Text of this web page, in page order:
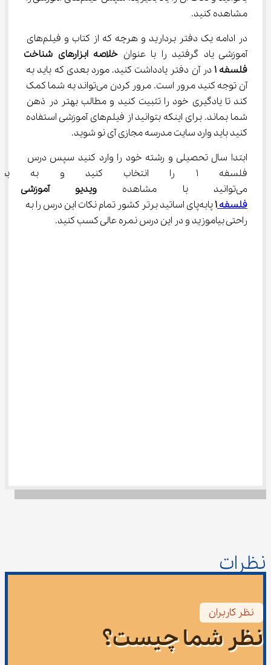
مشاهده کنید.
در ادامه یک دفتر بردارید و هرچه که از کتاب و فیلم‌های
آموزشی یاد گرفتید را با عنوان خلاصه ابزارهای شناخت
فلسفه ۱ در آن دفتر یادداشت کنید. مورد بعدی که باید به
آن توجه کنید مرور است. مرور کردن می‌تواند به شما کمک
کند تا یادگیری خود را تثبیت کنید و مطالب بهتر در ذهن
شما بماند. برای اینکه بتوانید از فیلم‌های آموزشی استفاده
کنید باید وارد سایت مدرسه مجازی آی نو شوید.
ابتدا سال تحصیلی و رشته خود را وارد کنید سپس درس
فلسفه ۱ را انتخاب کنید و به
می‌توانید با مشاهده
ویدیو آموزشی
فلسفه ۱
پابه‌پای اساتید برتر کشور تمام نکات این درس را به
راحتی بیاموزید و در این درس نمره عالی کسب کنید.
نظرات
نظر کاربران
نظر شما چیست؟